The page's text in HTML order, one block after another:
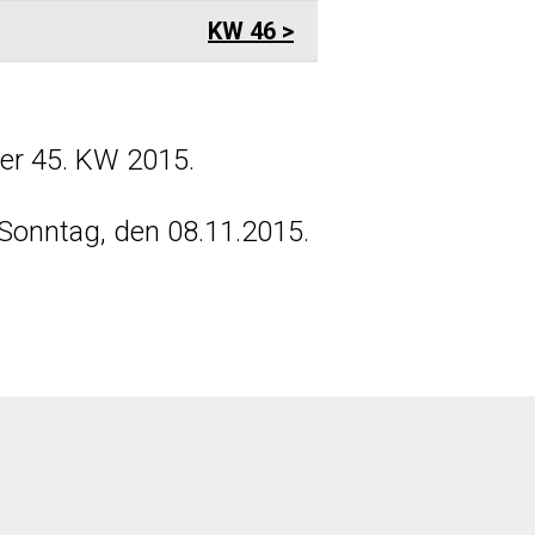
KW 46
45. KW 2015.
den 08.11.2015.